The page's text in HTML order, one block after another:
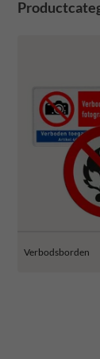
Verbodsborden